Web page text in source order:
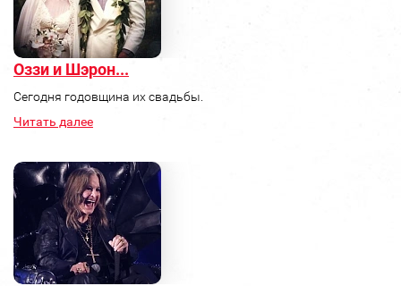
Оззи и Шэрон...
Сегодня годовщина их свадьбы.
Читать далее